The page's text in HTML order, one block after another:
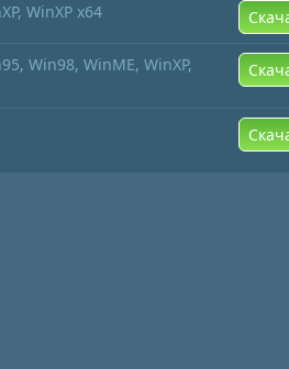
WinXP x64
Win98, WinME, WinXP,